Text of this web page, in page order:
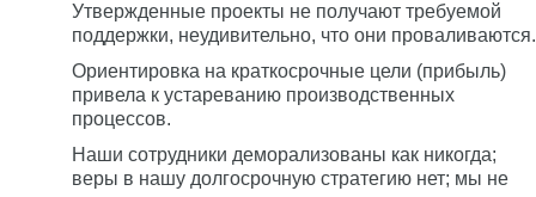
Утвержденные проекты не получают требуемой
поддержки, неудивительно, что они проваливаются.
Ориентировка на краткосрочные цели (прибыль)
привела к устареванию производственных
процессов.
Наши сотрудники деморализованы как никогда;
веры в нашу долгосрочную стратегию нет; мы не